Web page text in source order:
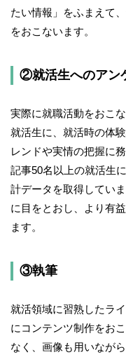
たい情報」をふまえて
をおこないます。
②就活生へのアン
実際に就職活動をおこ
就活生に、就活時の体
レンドや実情の把握に
記事50名以上の就活生
計データを取得してい
に目をとおし、より有
ます。
③執筆
就活領域に習熟したラ
にコンテンツ制作をお
なく、画像も用いなが